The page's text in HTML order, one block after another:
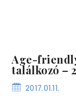
Age-
találkozó –
2017.01.11.